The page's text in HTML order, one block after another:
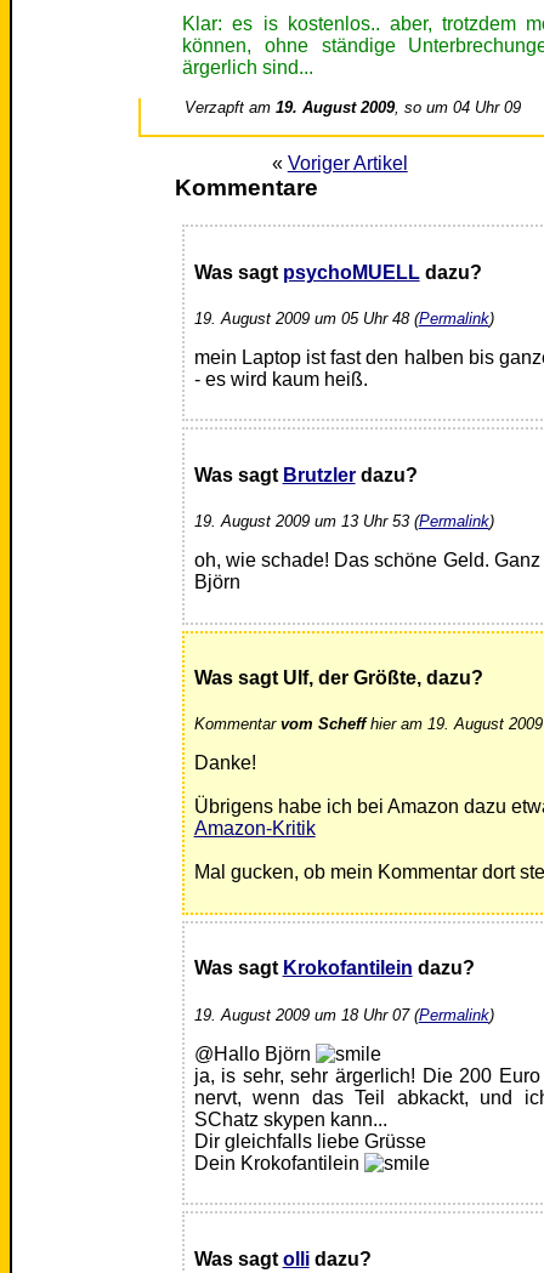
Klar: es is kostenlos.. aber, trotzdem
können, ohne ständige
ärgerlich sind...
Verzapft am19. August 2009, so um 04 Uhr 09
« Voriger Artikel
Kommentare
Was sagt psychoMUELLdazu?
19. August 2009 um 05 Uhr 48 (Permalink)
mein Laptop ist fast den halben bis
- es wird kaum heiß.
Was sagt Brutzlerdazu?
19. August 2009 um 13 Uhr 53 (Permalink)
oh, wie schade! Das schöne Geld.
Björn
Was sagt Ulf, der Größte, dazu?
Kommentar vom Scheffhier am 19. August
Danke!
Übrigens habe ich bei Amazon dazu
Amazon-Kritik
Mal gucken, ob mein Kommentar dort
Was sagt Krokofantilein dazu?
19. August 2009 um 18 Uhr 07 (Permalink)
@Hallo Björn
ja, is sehr, sehr ärgerlich! Die 200
nervt, wenn das Teil abkackt, und
SChatz skypen kann...
Dir gleichfalls liebe Grüsse
Dein Krokofantilein
Was sagt ollidazu?